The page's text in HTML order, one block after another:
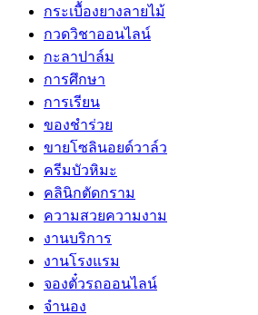
กระเบื้องยางลายไม้
กวดวิชาออนไลน์
กะลาปาล์ม
การศึกษา
การเรียน
ของชำร่วย
ขายโซลินอยด์วาล์ว
ครีมบัวหิมะ
คลินิกตัดกราม
ความสวยความงาม
งานบริการ
งานโรงแรม
จองตั๋วรถออนไลน์
จำนอง